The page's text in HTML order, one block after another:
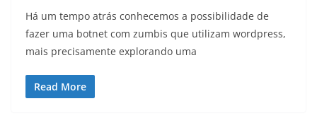
Há um tempo atrás conhecemos a possibilidade de
fazer uma botnet com zumbis que utilizam wordpress,
mais precisamente explorando uma
Read More